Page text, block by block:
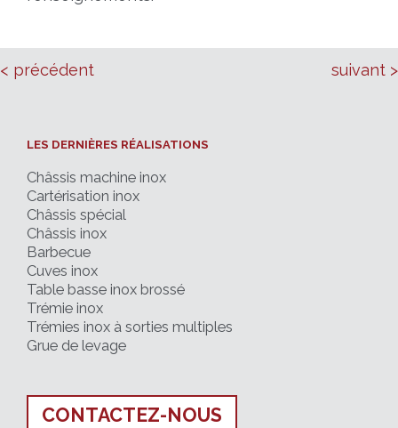
< précédent suivant >
LES DERNIÈRES RÉALISATIONS
Châssis machine inox
Cartérisation inox
Châssis spécial
Châssis inox
Barbecue
Cuves inox
Table basse inox brossé
Trémie inox
Trémies inox à sorties multiples
Grue de levage
CONTACTEZ-NOUS